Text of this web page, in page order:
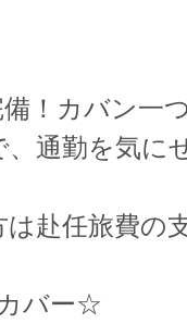
！カバン一
通勤を気に
赴任旅費の
バー☆